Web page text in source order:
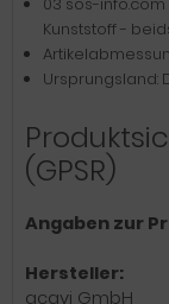
Kunststoff -
Ursprungsland:
(GPSR)
Angaben zur
Hersteller:
acavi GmbH